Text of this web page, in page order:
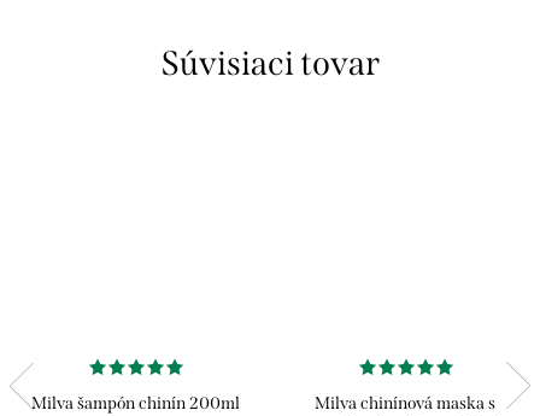
Súvisiaci tovar
Milva šampón chinín 200ml
Milva chinínová maska s